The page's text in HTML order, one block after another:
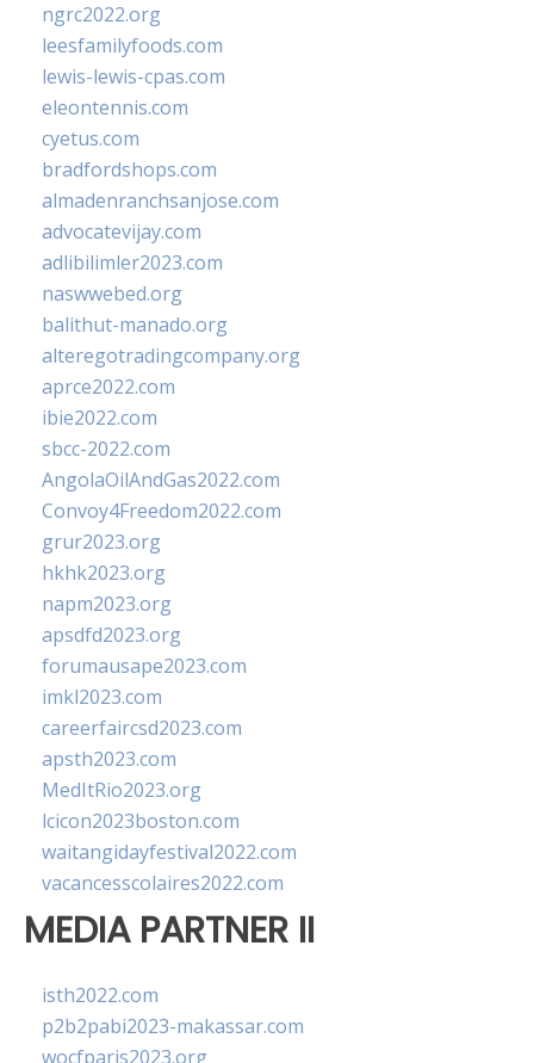
ngrc2022.org
leesfamilyfoods.com
lewis-lewis-cpas.com
eleontennis.com
cyetus.com
bradfordshops.com
almadenranchsanjose.com
advocatevijay.com
adlibilimler2023.com
naswwebed.org
balithut-manado.org
alteregotradingcompany.org
aprce2022.com
ibie2022.com
sbcc-2022.com
AngolaOilAndGas2022.com
Convoy4Freedom2022.com
grur2023.org
hkhk2023.org
napm2023.org
apsdfd2023.org
forumausape2023.com
imkl2023.com
careerfaircsd2023.com
apsth2023.com
MedItRio2023.org
lcicon2023boston.com
waitangidayfestival2022.com
vacancesscolaires2022.com
MEDIA PARTNER II
isth2022.com
p2b2pabi2023-makassar.com
wocfparis2023.org